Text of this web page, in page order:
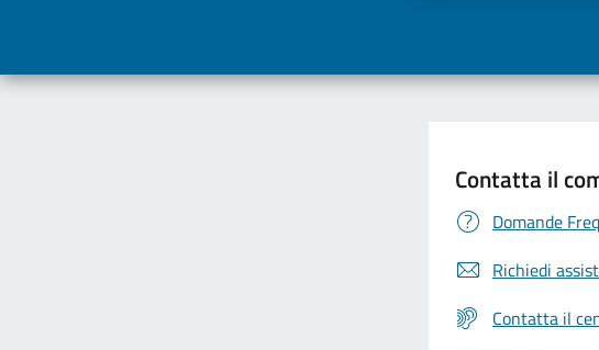
Contatta il
Domande
Richiedi
Contatta il